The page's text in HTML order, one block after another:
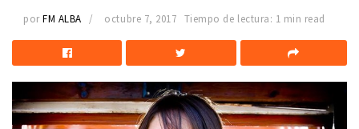
por FM ALBA octubre 7, 2017 Tiempo de lectura: 1 min read